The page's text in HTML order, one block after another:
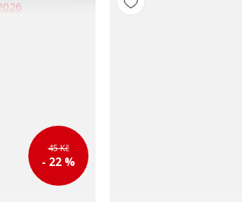
45 Kč
- 22 %